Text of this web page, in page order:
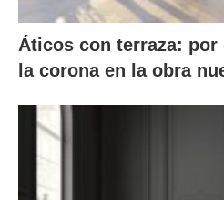
Áticos con terraza: por
la corona en la obra